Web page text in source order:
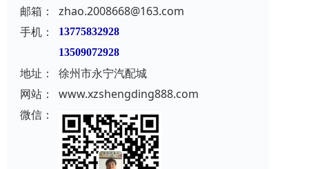
邮箱：
zhao.2008668@163.com
手机：
13775832928
13509072928
地址：
徐州市永宁汽配城
网站：
www.xzshengding888.com
微信：